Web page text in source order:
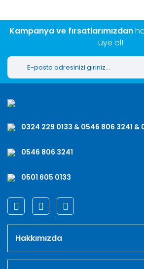
Kampanya ve fırsatlarımızdan
üye ol!
0324 229 0133 & 0546 806 3241 &
0546 806 3241
0501 605 0133
Hakkımızda